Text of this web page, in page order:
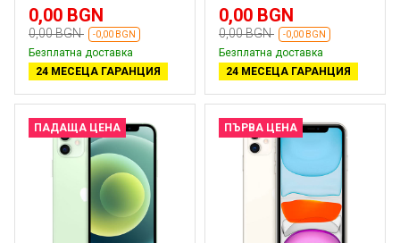
0,00 BGN
0,00 BGN -0,00 BGN
Безплатна доставка
24 МЕСЕЦА ГАРАНЦИЯ
0,00 BGN
0,00 BGN -0,00 BGN
Безплатна доставка
24 МЕСЕЦА ГАРАНЦИЯ
ПАДАЩА ЦЕНА ПЪРВА ЦЕНА